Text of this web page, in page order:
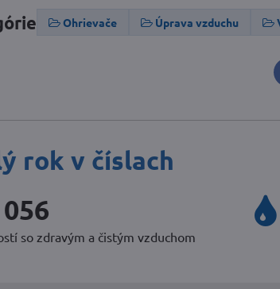
Ohrievače Úprava vzduchu
rok v číslach
so zdravým a čistým vzduchom